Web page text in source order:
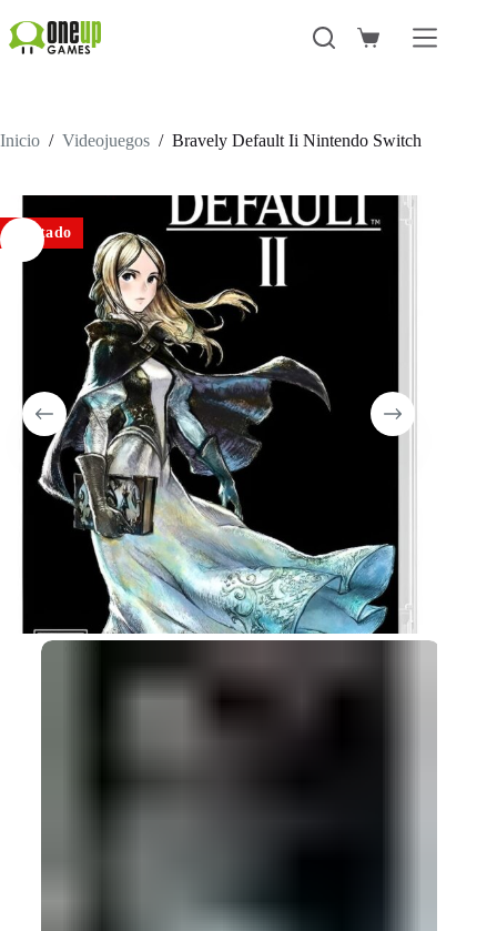
al
contenido
Carro
Inicio / Videojuegos / Bravely Default Ii Nintendo Switch
Agotado